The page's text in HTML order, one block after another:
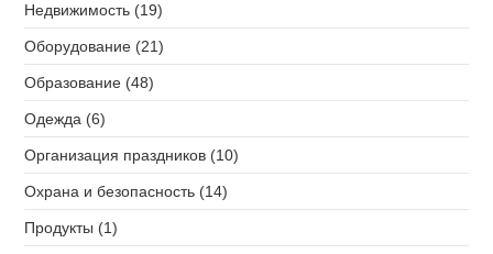
Недвижимость (19)
Оборудование (21)
Образование (48)
Одежда (6)
Организация праздников (10)
Охрана и безопасность (14)
Продукты (1)